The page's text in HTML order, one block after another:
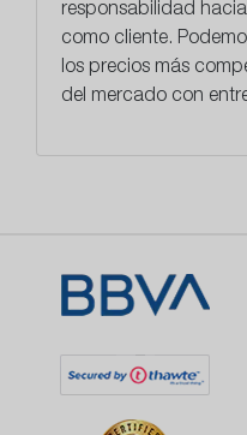
responsabilidad
como cliente.
los precios más
del mercado con